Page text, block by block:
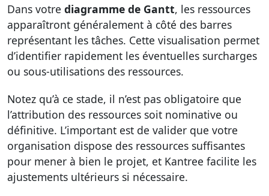
Dans votre diagramme de Gantt, les ressources
apparaîtront généralement à côté des barres
représentant les tâches. Cette visualisation permet
d’identifier rapidement les éventuelles surcharges
ou sous-utilisations des ressources.
Notez qu’à ce stade, il n’est pas obligatoire que
l’attribution des ressources soit nominative ou
définitive. L’important est de valider que votre
organisation dispose des ressources suffisantes
pour mener à bien le projet, et Kantree facilite les
ajustements ultérieurs si nécessaire.